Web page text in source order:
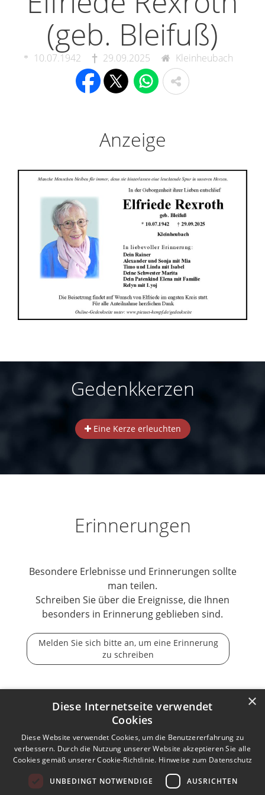
(geb. Bleifuß)
10.07.1942 29.09.2025 Kleinheubach
Anzeige
Gedenkkerzen
Eine Kerze erleuchten
Erinnerungen
Besondere Erlebnisse und Erinnerungen sollte
man teilen.
Schreiben Sie über die Ereignisse, die Ihnen
besonders in Erinnerung geblieben sind.
Melden Sie sich bitte an, um eine Erinnerung
zu schreiben
Der Tod ist nicht das Ende, nicht die Vergänglichkeit,
Kontakt zum Autor aufnehmen Missbrauch melden
×
Diese Internetseite verwendet
Cookies
Diese Website verwendet Cookies, um die Benutzererfahrung zu
verbessern. Durch die Nutzung unserer Website akzeptieren Sie alle
Cookies gemäß unserer Cookie-Richtlinie. Hinweise zum Datenschutz
UNBEDINGT NOTWENDIGE AUSRICHTEN